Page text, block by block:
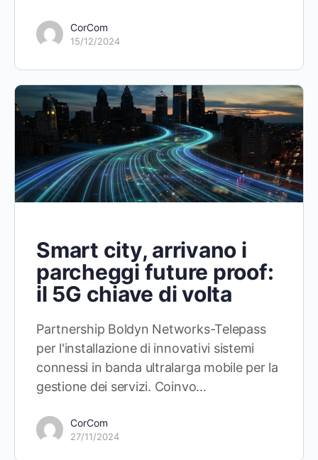
CorCom
15/12/2024
Smart city, arrivano i
parcheggi future proof:
il 5G chiave di volta
Partnership Boldyn Networks-Telepass
per l'installazione di innovativi sistemi
connessi in banda ultralarga mobile per la
gestione dei servizi. Coinvo…
CorCom
27/11/2024